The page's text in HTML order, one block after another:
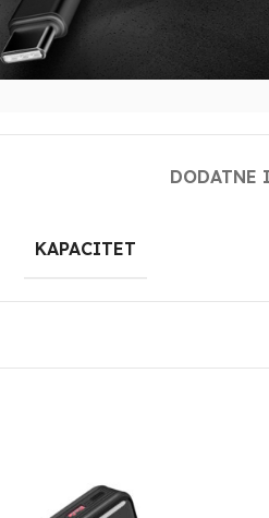
DODATNE
KAPACITET